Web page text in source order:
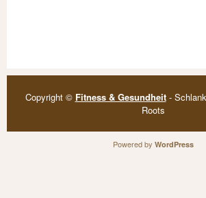
Copyright © Fitness & Gesundheit-
Roots
Powered by WordPress